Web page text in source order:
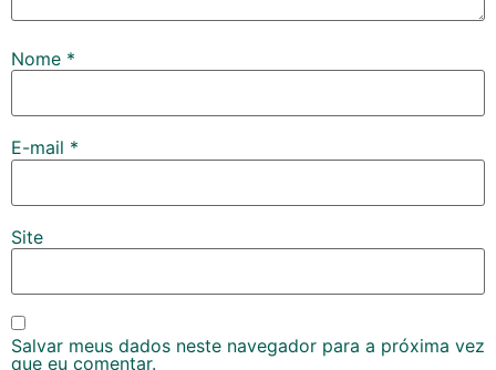
Nome *
E-mail *
Site
Salvar meus dados neste navegador para a próxima vez
que eu comentar.